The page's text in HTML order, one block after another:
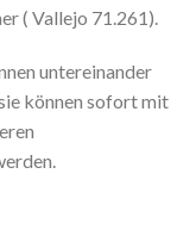
( Vallejo 71.261).
untereinander
können sofort mit